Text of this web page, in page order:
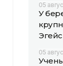
05
У
05